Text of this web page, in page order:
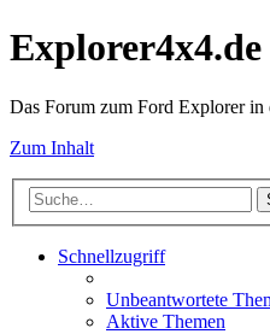
Explorer4x4.de
Das Forum zum Ford Explorer in
Zum Inhalt
Schnellzugriff
Unbeantwortete
Aktive Themen